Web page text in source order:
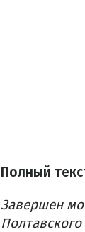
Полный
Завершен